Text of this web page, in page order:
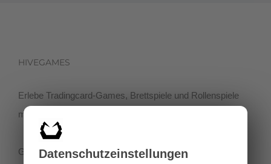
Datenschutz­einstellungen
HIVEGAMES
Erlebe Tradingcard-Games, Brettspiele und Rollenspiele
mit einer netten Community in der Klagenfurter Innenstadt!
Getreidegasse 3, 9020 Klagenfurt